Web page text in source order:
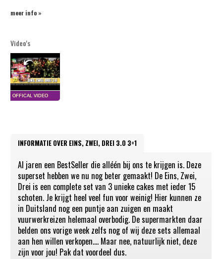
meer info »
Video's
INFORMATIE OVER EINS, ZWEI, DREI 3.0 3=1
Al jaren een BestSeller die alléén bij ons te krijgen is. Deze
superset hebben we nu nog beter gemaakt! De Eins, Zwei,
Drei is een complete set van 3 unieke cakes met ieder 15
schoten. Je krijgt heel veel fun voor weinig! Hier kunnen ze
in Duitsland nog een puntje aan zuigen en maakt
vuurwerkreizen helemaal overbodig. De supermarkten daar
belden ons vorige week zelfs nog of wij deze sets allemaal
aan hen willen verkopen.... Maar nee, natuurlijk niet, deze
zijn voor jou! Pak dat voordeel dus.